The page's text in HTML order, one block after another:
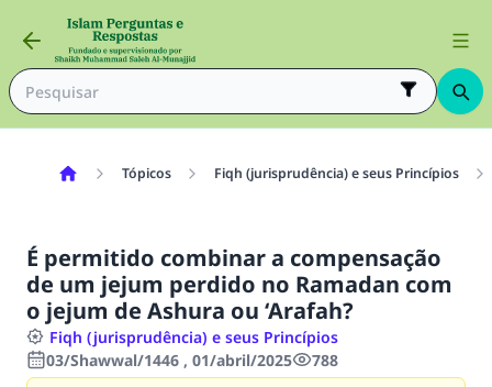
Tópicos Fiqh (jurisprudência) e seus Princípios
É permitido combinar a compensação
de um jejum perdido no Ramadan com
o jejum de Ashura ou ‘Arafah?
Fiqh (jurisprudência) e seus Princípios
03/Shawwal/1446 , 01/abril/2025
788